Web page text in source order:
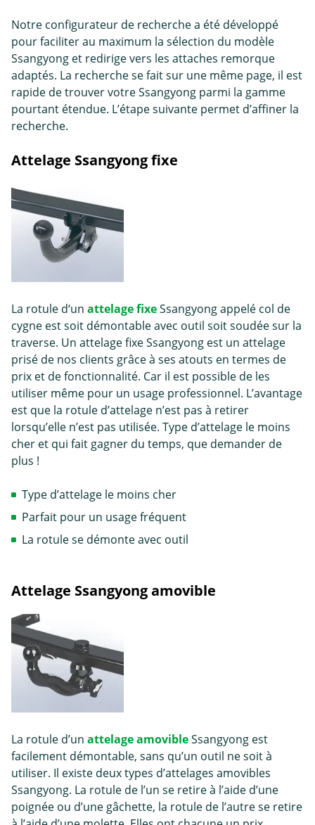
Notre configurateur de recherche a été développé
pour faciliter au maximum la sélection du modèle
Ssangyong et redirige vers les attaches remorque
adaptés. La recherche se fait sur une même page, il est
rapide de trouver votre Ssangyong parmi la gamme
pourtant étendue. L’étape suivante permet d’affiner la
recherche.
Attelage Ssangyong fixe
La rotule d‘un attelage fixeSsangyong appelé col de
cygne est soit démontable avec outil soit soudée sur la
traverse. Un attelage fixe Ssangyong est un attelage
prisé de nos clients grâce à ses atouts en termes de
prix et de fonctionnalité. Car il est possible de les
utiliser même pour un usage professionnel. L’avantage
est que la rotule d’attelage n’est pas à retirer
lorsqu’elle n’est pas utilisée. Type d’attelage le moins
cher et qui fait gagner du temps, que demander de
plus !
Type d’attelage le moins cher
Parfait pour un usage fréquent
La rotule se démonte avec outil
Attelage Ssangyong amovible
La rotule d’un attelage amovibleSsangyong est
facilement démontable, sans qu’un outil ne soit à
utiliser. Il existe deux types d’attelages amovibles
Ssangyong. La rotule de l’un se retire à l’aide d’une
poignée ou d’une gâchette, la rotule de l’autre se retire